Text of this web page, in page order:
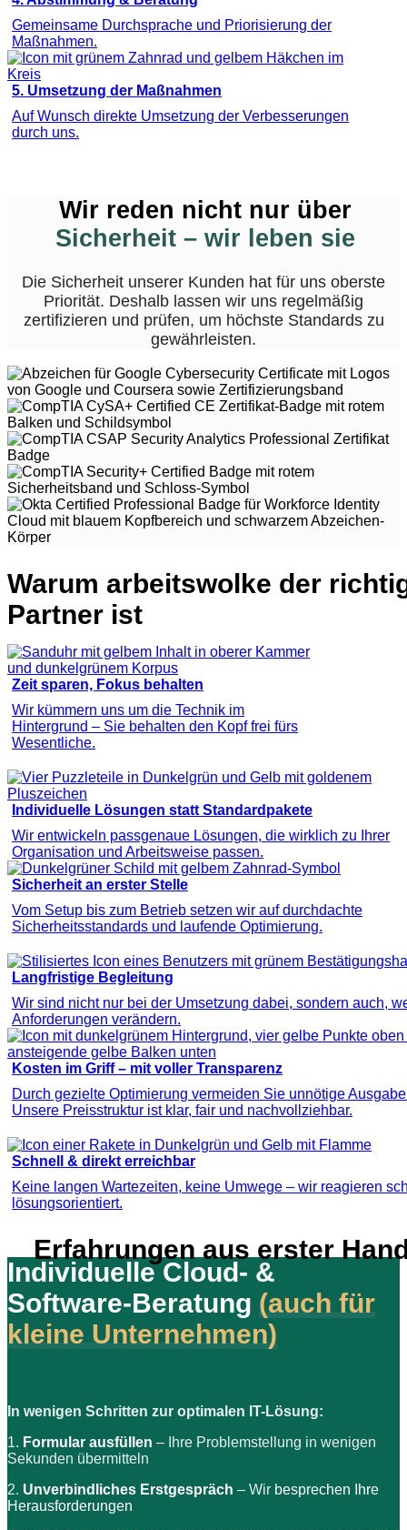
Gemeinsame Durchsprache und Priorisierung der
Maßnahmen.
5. Umsetzung der Maßnahmen
Auf Wunsch direkte Umsetzung der Verbesserungen
durch uns.
Wir reden nicht nur über
Sicherheit – wir leben sie
Die Sicherheit unserer Kunden hat für uns oberste
Priorität. Deshalb lassen wir uns regelmäßig
zertifizieren und prüfen, um höchste Standards zu
gewährleisten.
Warum arbeitswolke der
Partner ist
Zeit sparen, Fokus behalten
Wir kümmern uns um die Technik im
Hintergrund – Sie behalten den Kopf frei fürs
Wesentliche.
Individuelle Lösungen statt Standardpakete
Wir entwickeln passgenaue Lösungen, die wirklich zu Ihrer
Organisation und Arbeitsweise passen.
Sicherheit an erster Stelle
Vom Setup bis zum Betrieb setzen wir auf durchdachte
Sicherheitsstandards und laufende Optimierung.
Langfristige Begleitung
Wir sind nicht nur bei der Umsetzung dabei, sondern auch,
Anforderungen verändern.
Kosten im Griff – mit voller Transparenz
Durch gezielte Optimierung vermeiden Sie unnötige
Unsere Preisstruktur ist klar, fair und nachvollziehbar.
Schnell & direkt erreichbar
Keine langen Wartezeiten, keine Umwege – wir reagieren
lösungsorientiert.
Erfahrungen aus erster
Individuelle Cloud- &
Software-Beratung (auch für
kleine Unternehmen)
In wenigen Schritten zur optimalen IT-Lösung:
1. Formular ausfüllen – Ihre Problemstellung in wenigen
Sekunden übermitteln
2. Unverbindliches Erstgespräch – Wir besprechen Ihre
Herausforderungen